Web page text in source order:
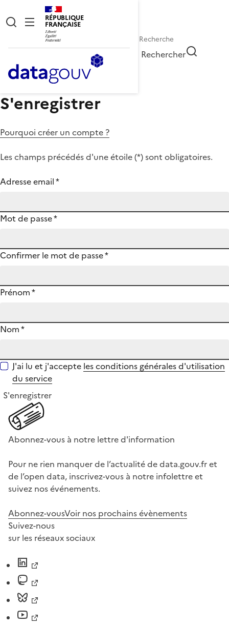
RÉPUBLIQUE
FRANÇAISE
Rechercher
S'enregistrer
Pourquoi créer un compte ?
Les champs précédés d'une étoile (*) sont obligatoires.
Adresse email*
Mot de passe*
Confirmer le mot de passe*
Prénom*
Nom*
J'ai lu et j'accepte les conditions générales d'utilisation
du service
S'enregistrer
Abonnez-vous à notre lettre d'information
Pour ne rien manquer de l’actualité de data.gouv.fr et
de l’open data, inscrivez-vous à notre infolettre et
suivez nos événements.
Abonnez-vousVoir nos prochains évènements
Suivez-nous
sur les réseaux sociaux